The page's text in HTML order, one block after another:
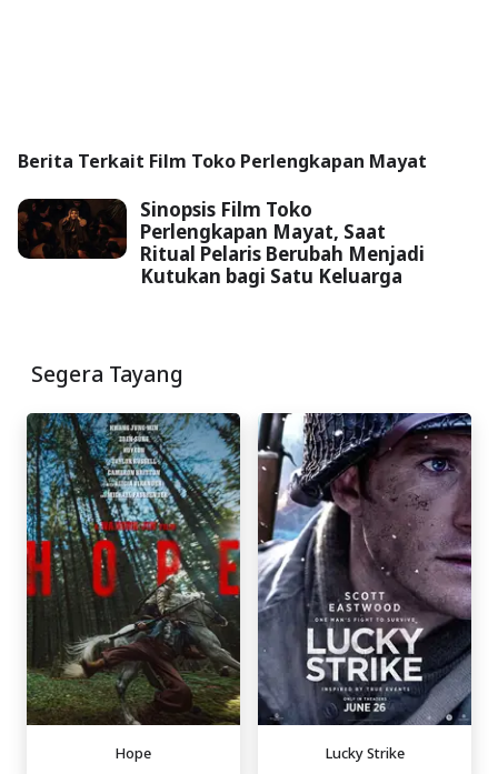
Berita Terkait Film Toko Perlengkapan Mayat
Sinopsis Film Toko
Perlengkapan Mayat, Saat
Ritual Pelaris Berubah Menjadi
Kutukan bagi Satu Keluarga
Segera Tayang
Hope Lucky Strike